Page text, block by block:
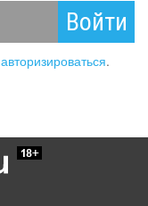
Войти
авторизироваться.